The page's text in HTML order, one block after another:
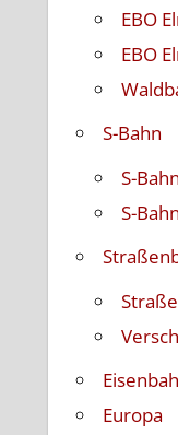
EBO
EBO
S-Bahn
S-
S-
Europa